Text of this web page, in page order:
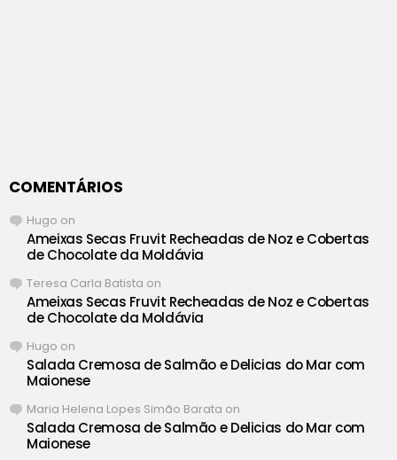
COMENTÁRIOS
Hugo on
Ameixas Secas Fruvit Recheadas de Noz e Cobertas
de Chocolate da Moldávia
Teresa Carla Batista on
Ameixas Secas Fruvit Recheadas de Noz e Cobertas
de Chocolate da Moldávia
Hugo on
Salada Cremosa de Salmão e Delicias do Mar com
Maionese
Maria Helena Lopes Simão Barata on
Salada Cremosa de Salmão e Delicias do Mar com
Maionese